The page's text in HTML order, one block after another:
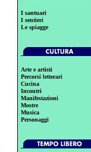
I santuari
I sentieri
Le spiagge
Arte e artisti
Percorsi letterari
Cucina
Incontri
Manifestazioni
Mostre
Musica
Personaggi